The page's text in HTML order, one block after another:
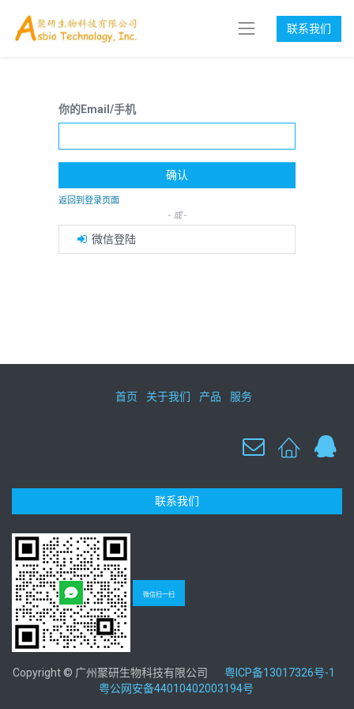
联系我们
你的Email/手机
确认
返回到登录页面
- 或 -
微信登陆
首页 关于我们 产品 服务
联系我们
微信扫一扫
Copyright © 广州聚研生物科技有限公司 粤ICP备13017326号-1
粤公网安备44010402003194号